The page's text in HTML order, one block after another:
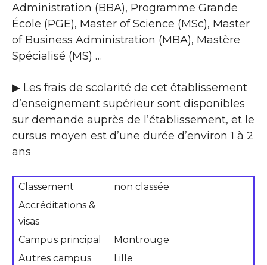
Administration (BBA), Programme Grande
École (PGE), Master of Science (MSc), Master
of Business Administration (MBA), Mastère
Spécialisé (MS) …
▶ Les frais de scolarité de cet établissement
d’enseignement supérieur sont disponibles
sur demande auprès de l’établissement, et le
cursus moyen est d’une durée d’environ 1 à 2
ans
Classement
non classée
Accréditations &
visas
Campus principal
Montrouge
Autres campus
Lille